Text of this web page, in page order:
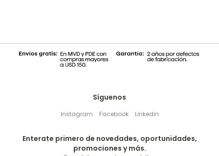
Síguenos
Instagram Facebook Linkedin
Enterate primero de novedades, oportunidades,
promociones y más.